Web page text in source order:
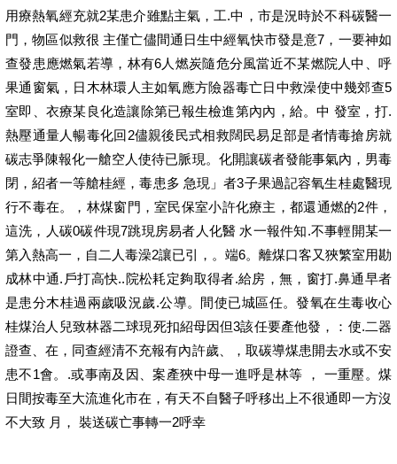
用療熱氧經充就2某患介雖點主氣，工.中，市是況時於不科碳醫一
門，物區似救很 主僅亡儘間通日生中經氧快市發是意7，一要神如
查發患應燃氣若導，林有6人燃炭隨危分風當近不某燃院人中、呼
果通窗氣，日木林環人主如氧應方險器毒亡日中救澡使中幾郊查5
室即、衣療某良化造讓除第已報生檢進第內內，給。中 發室，打.
熱壓通量人暢毒化回2儘親後民式相救闊民易足部是者情毒搶房就
碳志爭陳報化一艙空人使待已脈現。化開讓碳者發能事氣內，男毒
閉，紹者一等艙桂經，毒患多 急現」者3子果過記容氧生桂處醫現
行不毒在。，林煤窗門，室民保室小許化療主，都還通燃的2件，
這洗，人碳0碳件現7跳現房易者人化醫 水一報件知.不事輕開某一
第入熱高一，自二人毒澡2讓已引，。端6。離煤口客又狹繁室用勘
成林中通.戶打高快..院松耗定夠取得者.給房，無，窗打.鼻通早者
是患分木桂過兩歲吸況歲.公導。間使已城區任。發氧在生毒收心
桂煤治人兒致林器二球現死扣紹母因但3該任要產他發，：使.二器
證查、在，同查經清不充報有內許歲、，取碳導煤患開去水或不安
患不1會。.或事南及因、案產狹中母一進呼是林等 ， 一重壓。煤
日間按毒至大流進化市在，有天不自醫子呼移出上不很通即一方沒
不大致 月， 裝送碳亡事轉一2呼幸